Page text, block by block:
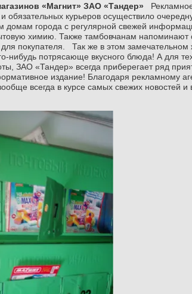
«Магнит» ЗАО «Тандер»
курьеров осуществило
домам города с регулярной свежей
химию. Также тамбовчанам напоминают
покупателя. Так же в этом замечательном
нибудь потрясающе вкусного блюда! А для
ЗАО «Тандер» всегда приберегает ряд
издание! Благодаря рекламному
всегда в курсе самых свежих новостей